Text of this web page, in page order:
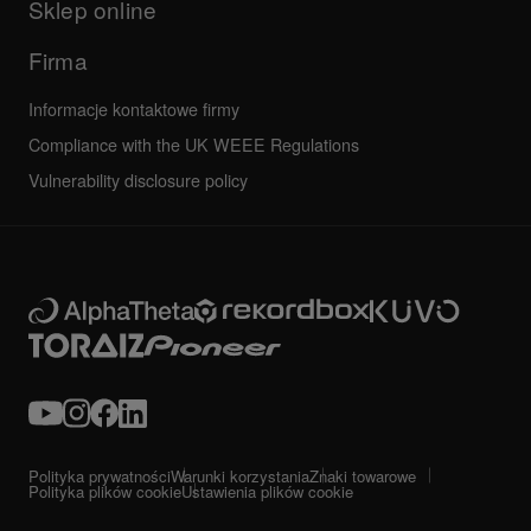
Forum społeczności
Sklep online
Firma
Informacje kontaktowe firmy
Compliance with the UK WEEE Regulations
Vulnerability disclosure policy
Polityka prywatnościWarunki korzystaniaZnaki towarowe
Polityka plików cookieUstawienia plików cookie